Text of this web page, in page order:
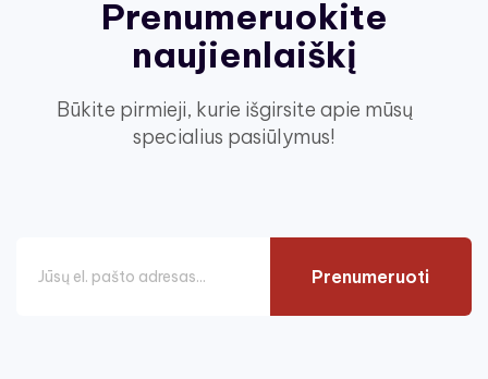
Prenumeruokite
naujienlaiškį
Būkite pirmieji, kurie išgirsite apie mūsų
specialius pasiūlymus!
Prenumeruoti